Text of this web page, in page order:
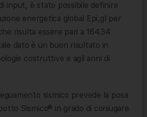
input, è stato possibile definire
energetica global Epi,gl per
risulta essere pari a 164.34
dato è un buon risultato in
costruttive e agli anni di
sismico prevede la posa
Sismico® in grado di coniugare